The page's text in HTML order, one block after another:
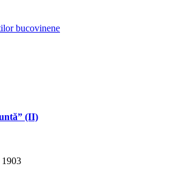
bucovinene
(II)